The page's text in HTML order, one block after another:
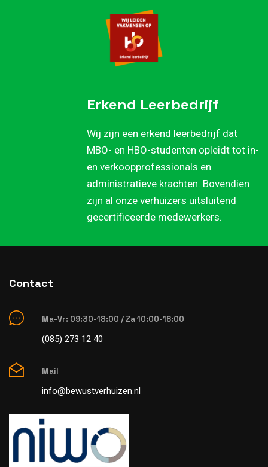
Erkend Leerbedrijf
Wij zijn een erkend leerbedrijf dat
MBO- en HBO-studenten opleidt tot in-
en verkoopprofessionals en
administratieve krachten. Bovendien
zijn al onze verhuizers uitsluitend
gecertificeerde medewerkers.
Contact
Ma-Vr: 09:30-18:00 / Za 10:00-16:00
(085) 273 12 40
Mail
info@bewustverhuizen.nl